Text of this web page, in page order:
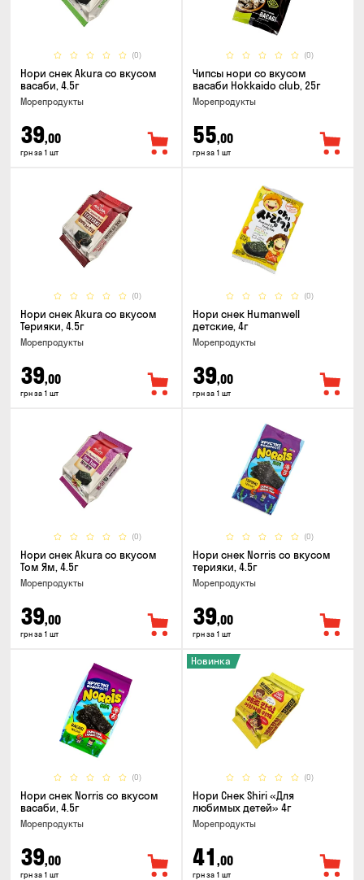
(0)
Нори снек Akura со вкусом
васаби, 4.5г
Морепродукты
39,00
грн за 1 шт
(0)
Чипсы нори со вкусом
васаби Hokkaido club, 25г
Морепродукты
55,00
грн за 1 шт
(0)
Нори снек Akura со вкусом
Терияки, 4.5г
Морепродукты
39,00
грн за 1 шт
(0)
Нори снек Humanwell
детские, 4г
Морепродукты
39,00
грн за 1 шт
(0)
Нори снек Akura со вкусом
Том Ям, 4.5г
Морепродукты
39,00
грн за 1 шт
(0)
Нори снек Norris со вкусом
терияки, 4.5г
Морепродукты
39,00
грн за 1 шт
(0)
Нори снек Norris со вкусом
васаби, 4.5г
Морепродукты
39,00
грн за 1 шт
(0)
Новинка
Нори Снек Shiri «Для
любимых детей» 4г
Морепродукты
41 ,00
грн за 1 шт